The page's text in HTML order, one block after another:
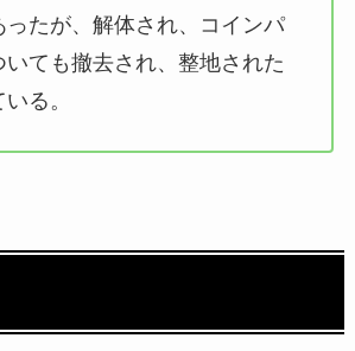
ったが、解体され、コインパ
いても撤去され、整地された
る。